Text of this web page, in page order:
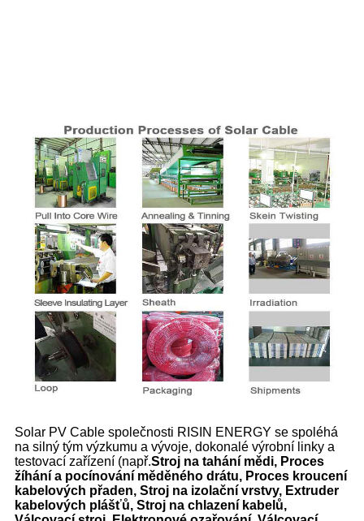
Solar PV Cable společnosti RISIN ENERGY se spoléhá
na silný tým výzkumu a vývoje, dokonalé výrobní linky a
testovací zařízení (např.Stroj na tahání mědi, Proces
žíhání a pocínování měděného drátu, Proces kroucení
kabelových přaden, Stroj na izolační vrstvy, Extruder
kabelových plášťů, Stroj na chlazení kabelů,